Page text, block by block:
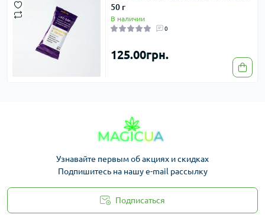
50 г
В наличии
0
125.00грн.
Узнавайте первым об акциях и скидках
Подпишитесь на нашу e-mail рассылку
Подписаться